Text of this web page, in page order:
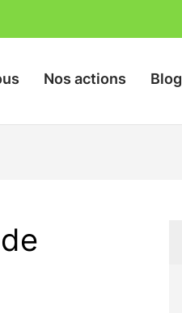
Nos actions Blog